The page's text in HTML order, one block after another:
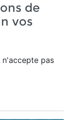
de
vos
n'accepte pas